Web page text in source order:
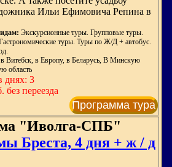
Ильи Ефимовича Репина в
Экскурсионные туры. Групповые туры.
туры. Туры по Ж/Д + автобус.
в Витебск, в Европу, в Беларусь, В Минскую
область
днях: 3
переезда
Программа тура
"Иволга-СПБ"
Бреста, 4 дня + ж / д